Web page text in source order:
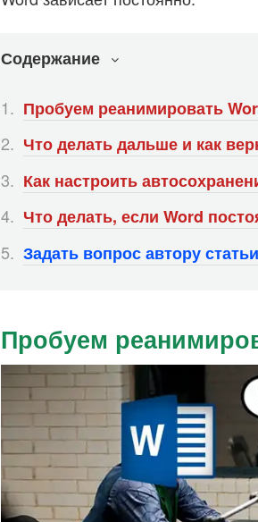
Содержание
Пробуем реанимировать
Что делать дальше и как
Как настроить
Что делать, если Word
Задать вопрос автору статьи
Пробуем